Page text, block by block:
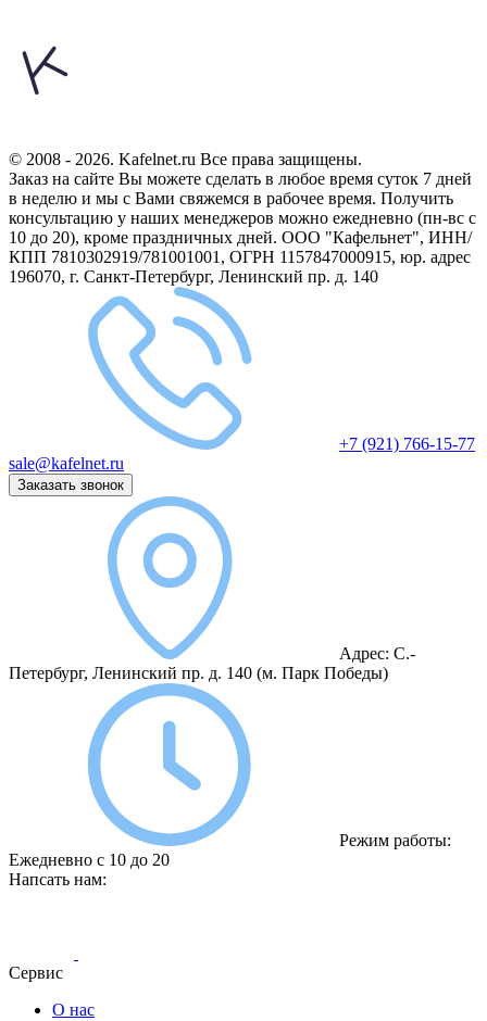
© 2008 - 2026. Kafelnet.ru Все права защищены.
Заказ на сайте Вы можете сделать в любое время суток 7 дней
в неделю и мы с Вами свяжемся в рабочее время. Получить
консультацию у наших менеджеров можно ежедневно (пн-вс с
10 до 20), кроме праздничных дней. ООО "Кафельнет", ИНН/
КПП 7810302919/781001001, ОГРН 1157847000915, юр. адрес
196070, г. Санкт-Петербург, Ленинский пр. д. 140
+7 (921) 766-15-77
sale@kafelnet.ru
Заказать звонок
Адрес: С.-
Петербург, Ленинский пр. д. 140 (м. Парк Победы)
Режим работы:
Ежедневно с 10 до 20
Напсать нам:
Сервис
О нас